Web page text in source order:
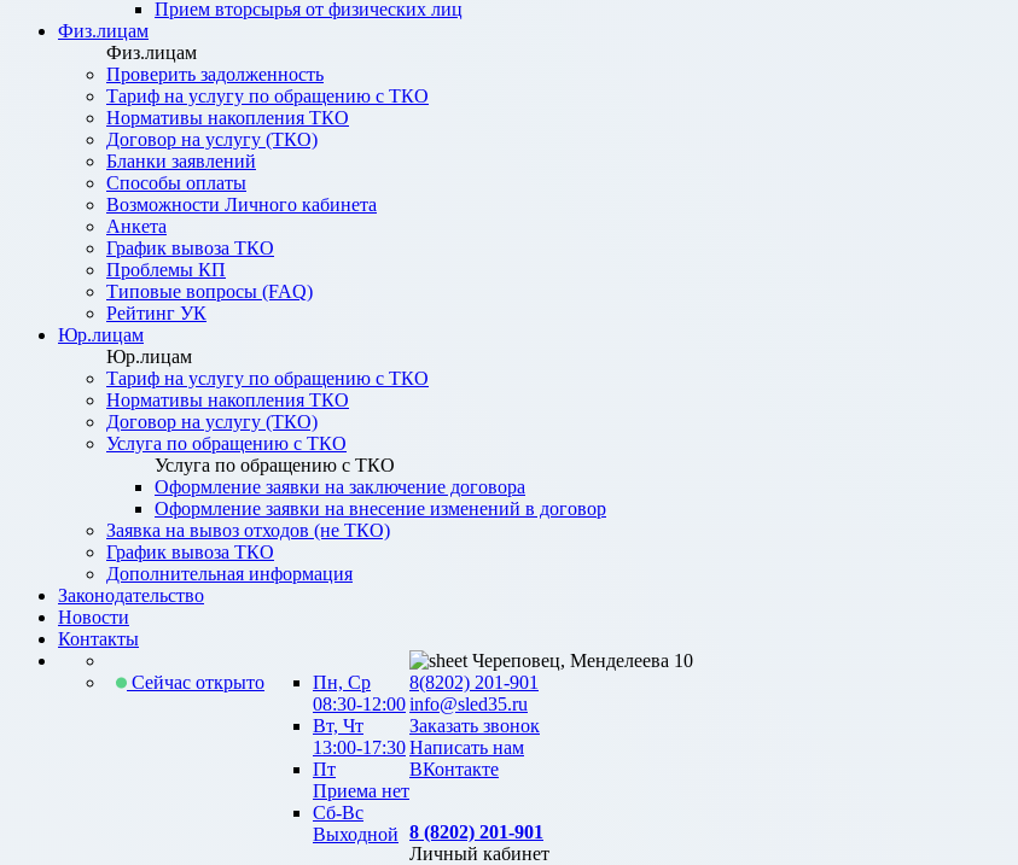
Прием вторсырья от физических лиц
Физ.лицам
Физ.лицам
Проверить задолженность
Тариф на услугу по обращению с ТКО
Нормативы накопления ТКО
Договор на услугу (ТКО)
Бланки заявлений
Способы оплаты
Возможности Личного кабинета
Анкета
График вывоза ТКО
Проблемы КП
Типовые вопросы (FAQ)
Рейтинг УК
Юр.лицам
Юр.лицам
Тариф на услугу по обращению с ТКО
Нормативы накопления ТКО
Договор на услугу (ТКО)
Услуга по обращению с ТКО
Услуга по обращению с ТКО
Оформление заявки на заключение договора
Оформление заявки на внесение изменений в договор
Заявка на вывоз отходов (не ТКО)
График вывоза ТКО
Дополнительная информация
Законодательство
Новости
Контакты
Сейчас открыто
Пн, Ср
08:30-12:00
Вт, Чт
13:00-17:30
Пт
Приема нет
Сб-Вс
Выходной
Череповец, Менделеева 10
8(8202) 201-901
info@sled35.ru
Заказать звонок
Написать нам
ВКонтакте
8 (8202) 201-901
Личный кабинет